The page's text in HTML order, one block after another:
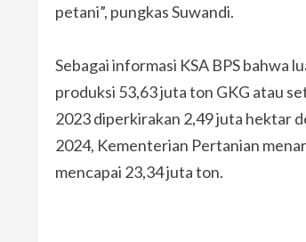
petani”, pungkas Suwandi.
Sebagai informasi KSA BPS bahwa
produksi 53,63 juta ton GKG atau
2023 diperkirakan 2,49 juta hektar
2024, Kementerian Pertanian
mencapai 23,34 juta ton.